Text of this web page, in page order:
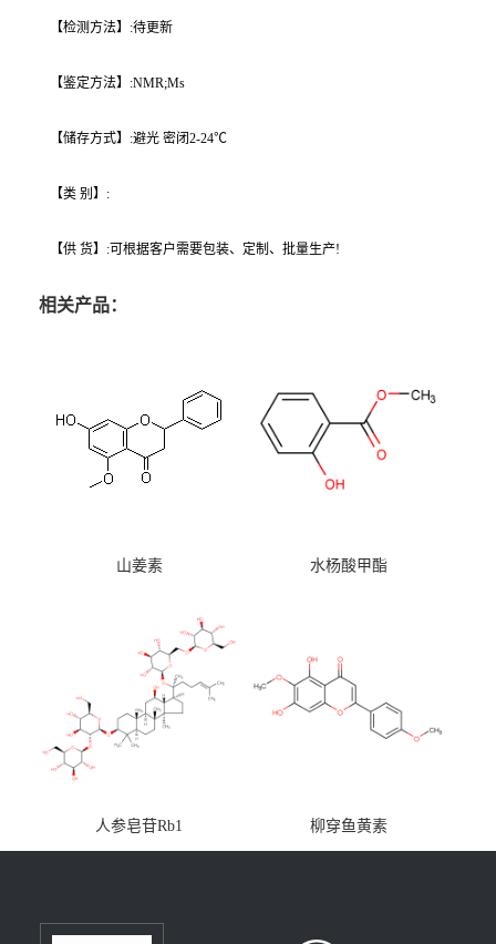
【检测方法】:待更新
【鉴定方法】:NMR;Ms
【储存方式】:避光 密闭2-24℃
【类 别】:
【供 货】:可根据客户需要包装、定制、批量生产!
相关产品：
山姜素 水杨酸甲酯
人参皂苷Rb1 柳穿鱼黄素